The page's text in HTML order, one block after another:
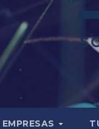
EMPRESAS